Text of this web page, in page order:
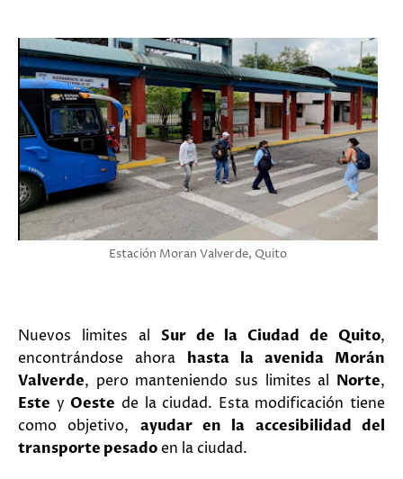
Estación Moran Valverde, Quito
Nuevos limites al Sur de la Ciudad de Quito,
encontrándose ahora hasta la avenida Morán
Valverde, pero manteniendo sus limites al Norte,
Este yOeste de la ciudad. Esta modificación tiene
como objetivo, ayudar en la accesibilidad del
transporte pesadoen la ciudad.